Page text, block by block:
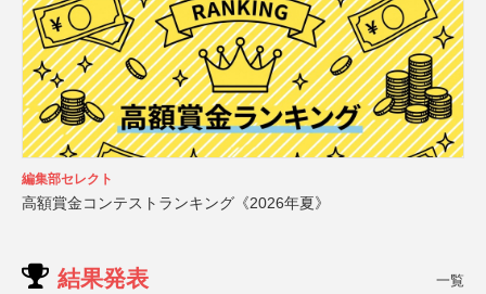
編集部セレクト
高額賞金コンテストランキング《2026年夏》
結果発表 一覧